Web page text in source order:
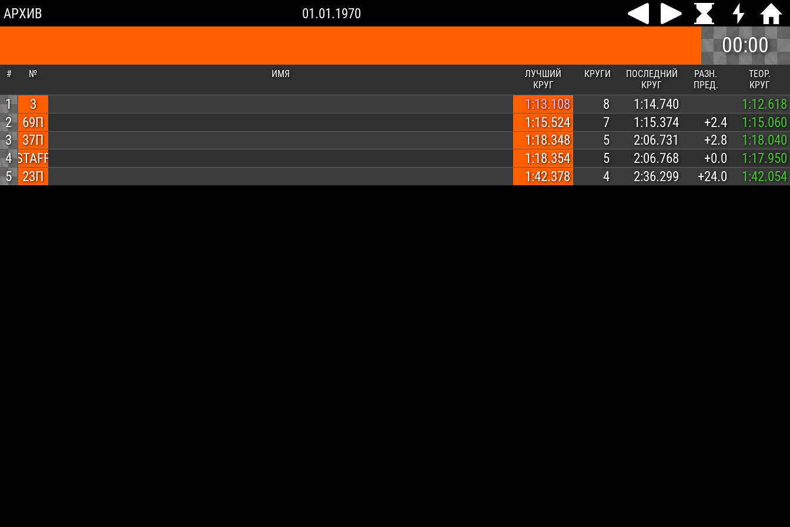
АРХИВ 01.01.1970
00:00
# № ИМЯ
ЛУЧШИЙ
КРУГ
КРУГИ
ПОСЛЕДНИЙ
КРУГ
РАЗН.
ПРЕД.
ТЕОР.
КРУГ
1 3 1:13.108 8 1:14.740
1:12.618
2
69П 1:15.524 7 1:15.374 +2.4
1:15.060
3
37П 1:18.348 5 2:06.731 +2.8
1:18.040
4 STAFF 1:18.354 5 2:06.768 +0.0
1:17.950
5
23П 1:42.378 4 2:36.299 +24.0 1:42.054